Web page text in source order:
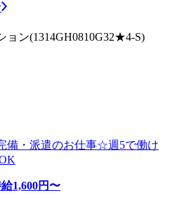
ン(1314GH0810G32★4-S)
備・派遣のお仕事☆週5で働け
給1,600円〜